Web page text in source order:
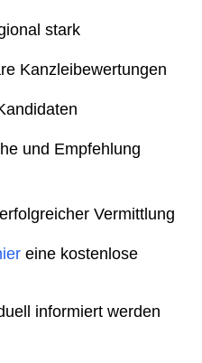
stark
Kanzleibewertungen
und Empfehlung
Vermittlung
eine kostenlose
informiert werden